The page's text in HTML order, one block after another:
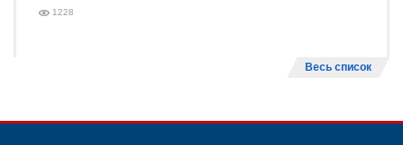
1228
Весь список